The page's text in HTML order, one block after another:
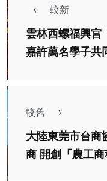
較新
雲林西螺福興宮
嘉許萬名學子共
較舊
大陸東莞市台商
商 開創「農工商